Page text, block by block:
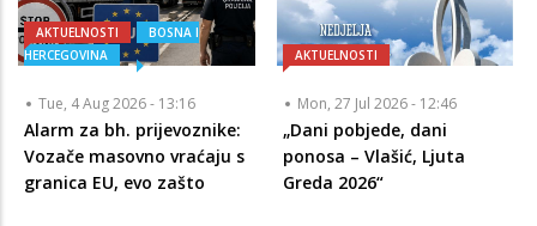
AKTUELNOSTI
BOSNA I
HERCEGOVINA
Tue, 4 Aug 2026 - 13:16
Alarm za bh. prijevoznike:
Vozače masovno vraćaju s
granica EU, evo zašto
AKTUELNOSTI
Mon, 27 Jul 2026 - 12:46
„Dani pobjede, dani
ponosa – Vlašić, Ljuta
Greda 2026“